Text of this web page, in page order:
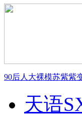
90后人大裸模苏紫紫
天语